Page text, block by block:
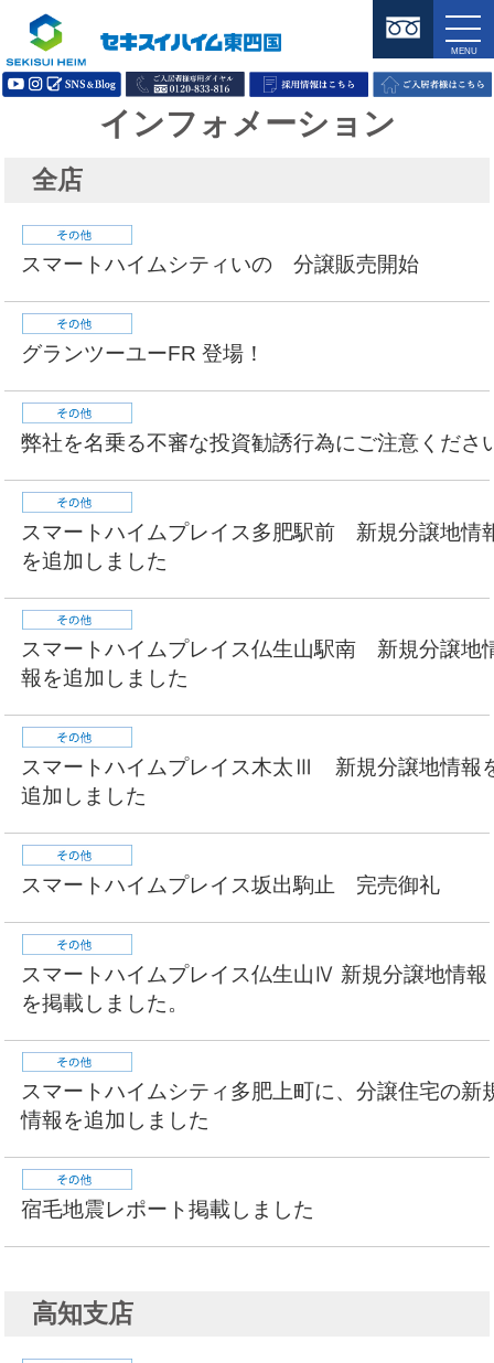
インフォメーション
全店
スマートハイムシティいの 分譲販売開始
グランツーユーFR 登場！
弊社を名乗る不審な投資勧誘行為にご注意くださ
スマートハイムプレイス多肥駅前 新規分譲地情
を追加しました
スマートハイムプレイス仏生山駅南 新規分譲地
報を追加しました
スマートハイムプレイス木太Ⅲ 新規分譲地情報
追加しました
スマートハイムプレイス坂出駒止 完売御礼
スマートハイムプレイス仏生山Ⅳ 新規分譲地情報
を掲載しました。
スマートハイムシティ多肥上町に、分譲住宅の新
情報を追加しました
宿毛地震レポート掲載しました
高知支店